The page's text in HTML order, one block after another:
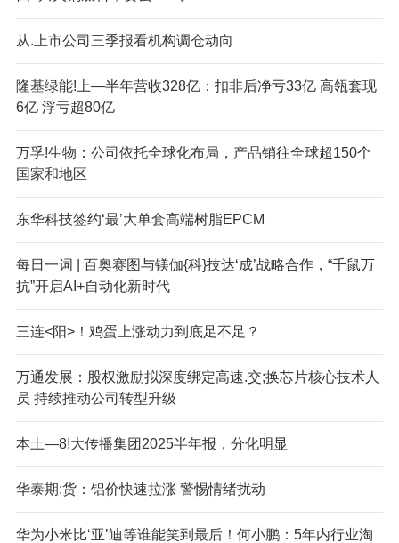
从.上市公司三季报看机构调仓动向
隆基绿能!上—半年营收328亿：扣非后净亏33亿 高瓴套现
6亿 浮亏超80亿
万孚!生物：公司依托全球化布局，产品销往全球超150个
国家和地区
东华科技签约‘最’大单套高端树脂EPCM
每日一词 | 百奥赛图与镁伽{科}技达‘成’战略合作，“千鼠万
抗”开启AI+自动化新时代
三连<阳>！鸡蛋上涨动力到底足不足？
万通发展：股权激励拟深度绑定高速.交;换芯片核心技术人
员 持续推动公司转型升级
本土—8!大传播集团2025半年报，分化明显
华泰期:货：铝价快速拉涨 警惕情绪扰动
华为小米比‘亚’迪等谁能笑到最后！何小鹏：5年内行业淘